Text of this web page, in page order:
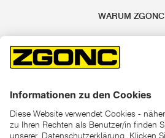
WARUM ZGONC